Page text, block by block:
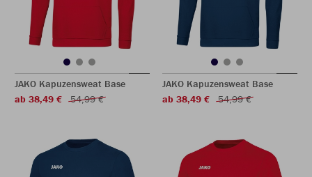
JAKO Kapuzensweat Base
ab 38,49 €
54,99 €
JAKO Kapuzensweat Base
ab 38,49 €
54,99 €